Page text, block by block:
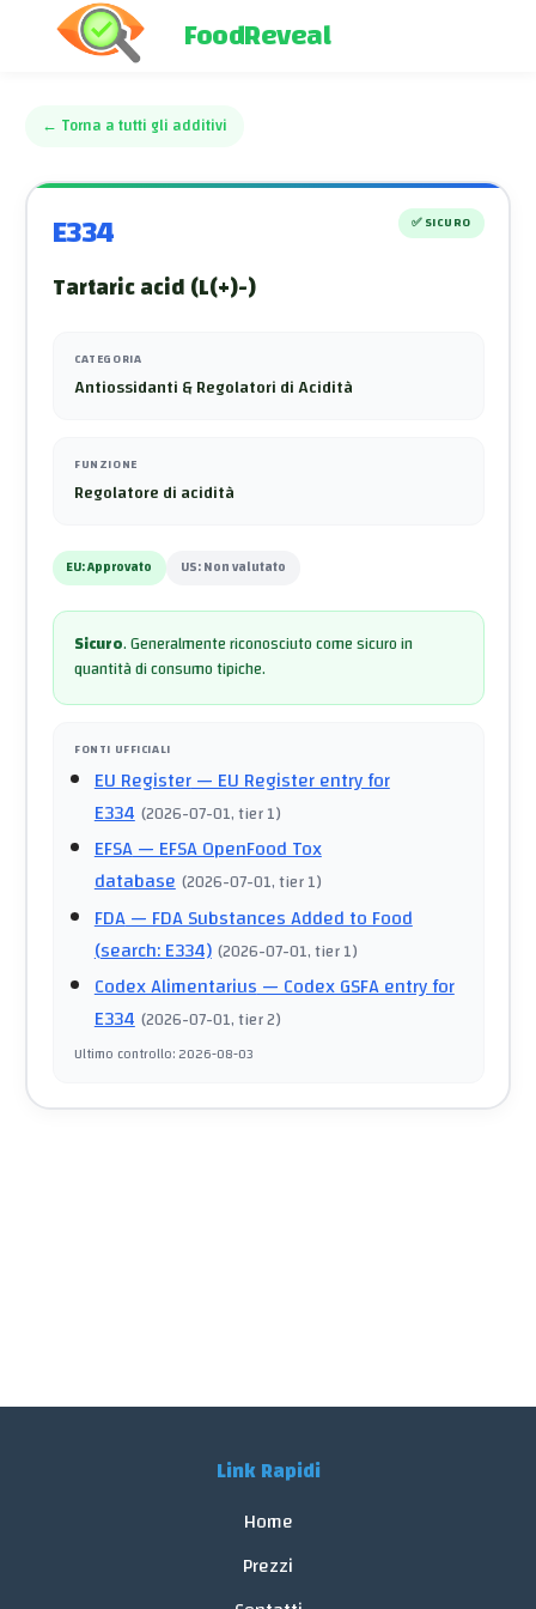
FoodReveal
← Torna a tutti gli additivi
E334 ✅SICURO
Tartaric acid (L(+)-)
CATEGORIA
Antiossidanti & Regolatori di Acidità
FUNZIONE
Regolatore di acidità
EU:Approvato US:Non valutato
Sicuro.Generalmente riconosciuto come sicuro in
quantità di consumo tipiche.
FONTI UFFICIALI
EU Register— EU Register entry for
E334 (2026-07-01, tier 1)
EFSA— EFSA OpenFood Tox
database (2026-07-01, tier 1)
FDA— FDA Substances Added to Food
(search: E334) (2026-07-01, tier 1)
Codex Alimentarius— Codex GSFA entry for
E334 (2026-07-01, tier 2)
Ultimo controllo:2026-08-03
Link Rapidi
Home
Prezzi